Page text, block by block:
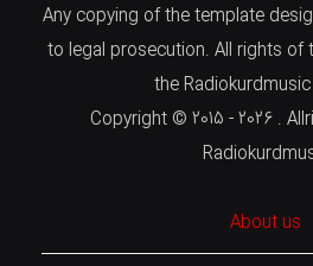
Any copying of the template
to legal prosecution. All rights of
the
Copyright © 2015 - 2026 .
About us